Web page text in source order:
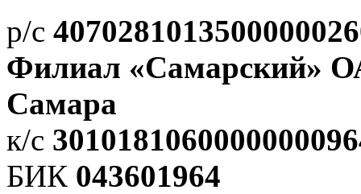
р/с
Филиал «Самарский»
Самара
к/с
БИК 043601964